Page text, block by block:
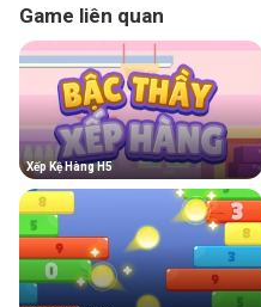
Game liên quan
Xếp Kệ Hàng H5